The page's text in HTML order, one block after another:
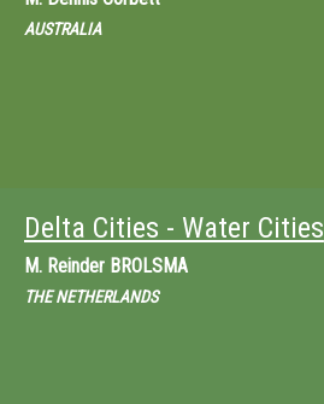
AUSTRALIA
Delta Cities - Water Cities
M. Reinder BROLSMA
THE NETHERLANDS